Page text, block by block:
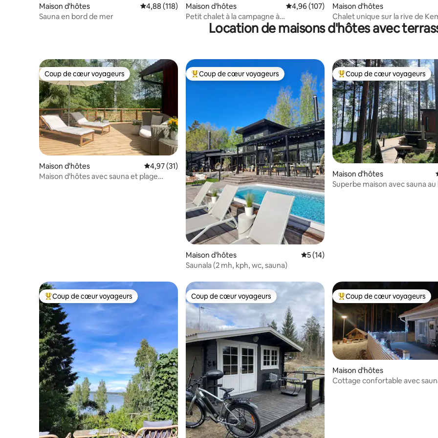
Maison d'hôtes Évaluation moyenne sur la base de 118 commentaires : 4,88 sur 5
4,88 (118)
Sauna en bord de mer
Maison d'hôtes Évaluation moyenne sur la base de 107
4,96 (107)
Petit chalet à la campagne à
Kirkkonummi
Maison d'hôtes
Chalet unique sur la rive de
Location de maisons d'hôtes avec
Coup de cœur voyageurs
Coup de cœur voyageurs
Maison d'hôtes Évaluation moyenne sur la base de 31 commentaires : 4,97 sur 5
4,97 (31)
Maison d'hôtes avec sauna et plage
Coups de cœur voyageurs les plus appréciés
Coup de cœur voyageurs
Maison d'hôtes Évaluation moyenne sur la base de 14
5 (14)
Saunala (2 mh, kph, wc, sauna)
Coups de cœur voyageurs les
Coup de cœur voyageurs
Maison d'hôtes
Superbe maison avec sauna
Coups de cœur voyageurs les plus appréciés
Coup de cœur voyageurs Coup de cœur voyageurs
Coup de cœur voyageurs Coups de cœur voyageurs les
Coup de cœur voyageurs
Maison d'hôtes
Cottage confortable avec